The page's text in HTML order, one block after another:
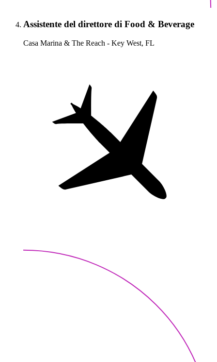
Assistente del direttore di Food & Beverage
Casa Marina & The Reach - Key West, FL